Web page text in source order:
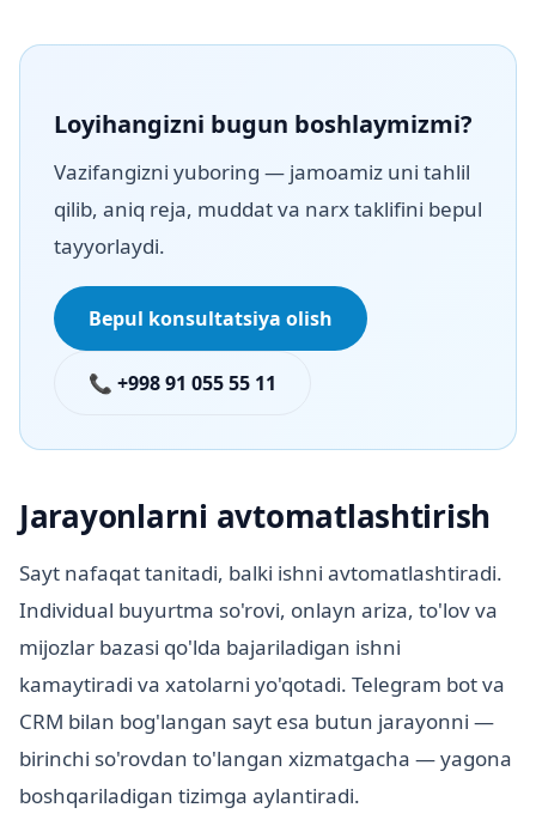
Loyihangizni bugun boshlaymizmi?
Vazifangizni yuboring — jamoamiz uni tahlil
qilib, aniq reja, muddat va narx taklifini bepul
tayyorlaydi.
Bepul konsultatsiya olish
📞 +998 91 055 55 11
Jarayonlarni avtomatlashtirish
Sayt nafaqat tanitadi, balki ishni avtomatlashtiradi.
Individual buyurtma so'rovi, onlayn ariza, to'lov va
mijozlar bazasi qo'lda bajariladigan ishni
kamaytiradi va xatolarni yo'qotadi. Telegram bot va
CRM bilan bog'langan sayt esa butun jarayonni —
birinchi so'rovdan to'langan xizmatgacha — yagona
boshqariladigan tizimga aylantiradi.